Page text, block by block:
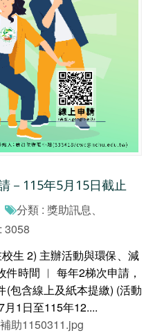
－115年5月15日截止
分類 : 獎助訊息、
3058
生 2) 主辦活動與環保、減
時間 ︱ 每年2梯次申請，
包含線上及紙本提繳) (活動
1日至115年12....
助1150311.jpg